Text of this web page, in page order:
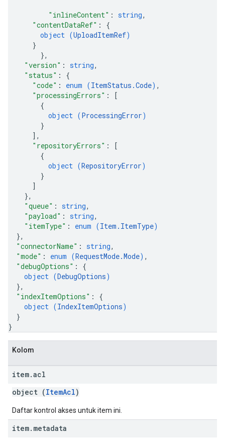
"inlineContent" : string,
"contentDataRef" : {
object (UploadItemRef)
}
},
"version" : string,
"status" : {
"code" : enum (ItemStatus.Code) ,
"processingErrors" :
[
{
object (ProcessingError)
}
] ,
"repositoryErrors" :
[
{
object (RepositoryError)
}
]
},
"queue" : string,
"payload" : string,
"itemType" : enum (Item.ItemType)
},
"connectorName" : string,
"mode" : enum (RequestMode.Mode) ,
"debugOptions" : {
object (DebugOptions)
},
"indexItemOptions" : {
object (IndexItemOptions)
}
}
Kolom
item.acl
object (ItemAcl)
Daftar kontrol akses untuk item ini.
item. metadata